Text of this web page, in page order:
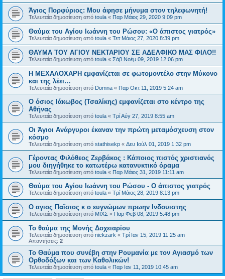
Άγιος Πορφύριος: Μου άφησε μήνυμα στον τηλεφωνητή!
Τελευταία δημοσίευση από toula « Παρ Μάιος 29, 2020 9:09 pm
Θαύμα του Αγίου Ιωάννη του Ρώσου: «Ο άπιστος γιατρός»
Τελευταία δημοσίευση από toula « Τετ Μάιος 27, 2020 8:39 pm
ΘΑΥΜΑ ΤΟΥ ΑΓΙΟΥ ΝΕΚΤΑΡΙΟΥ ΣΕ ΑΔΕΛΦΙΚΟ ΜΑΣ ΦΙΛΟ!!
Τελευταία δημοσίευση από toula « Σάβ Νοέμ 09, 2019 12:06 pm
Η ΜΕΧΑΛΟΧΑΡΗ εμφανίζεται σε φωτομοντέλο στην Μύκονο
και της λέει…
Τελευταία δημοσίευση από Domna « Παρ Οκτ 11, 2019 5:24 am
Ο όσιος Ιάκωβος (Τσαλίκης) εμφανίζεται στο κέντρο της
Αθήνας
Τελευταία δημοσίευση από toula « Τρί Αύγ 27, 2019 8:55 am
Οι Άγιοι Ανάργυροι έκαναν την πρώτη μεταμόσχευση στον
κόσμο
Τελευταία δημοσίευση από stathisekp « Δευ Ιούλ 01, 2019 1:32 pm
Γέροντας Φιλόθεος Ζερβάκος : Κάποιος πιστός χριστιανός
μου διηγήθηκε το κατωτέρω κατανυ­κτικό όραμα
Τελευταία δημοσίευση από toula « Παρ Μάιος 31, 2019 11:11 am
Θαύμα του Αγίου Ιωάννη του Ρώσου - Ο άπιστος γιατρός
Τελευταία δημοσίευση από toula « Τρί Μάιος 28, 2019 8:13 pm
Ο αγιος Παΐσιος κ ο ευγνώμων πρωην Ινδουιστης
Τελευταία δημοσίευση από ΜΙΧΣ « Παρ Φεβ 08, 2019 5:48 pm
Το θαύμα της Μονής Δοχειαρίου
Τελευταία δημοσίευση από nickzark « Τρί Ιαν 15, 2019 11:25 am
Απαντήσεις: 2
Το Θαύμα που συνέβη στην Ρουμανία με τον Αγιασμό των
Ορθοδόξων και των Καθολικών!
Τελευταία δημοσίευση από toula « Παρ Ιαν 11, 2019 10:45 am